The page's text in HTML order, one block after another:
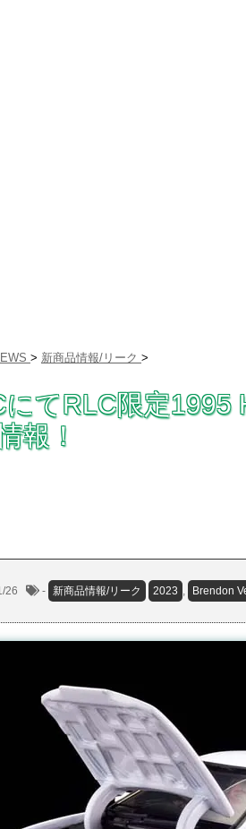
> 新商品情報/リーク >
にてRLC限定1995
報！
26 - 新商品情報/リーク 2023 , Brendon